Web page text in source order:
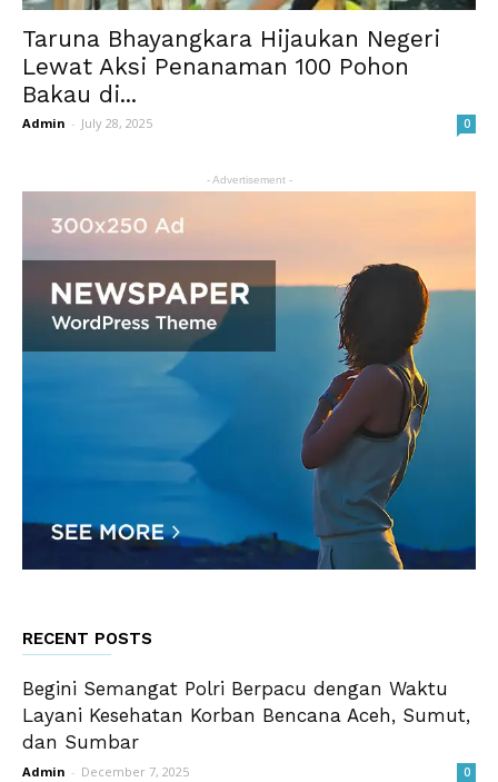
Taruna Bhayangkara Hijaukan Negeri
Lewat Aksi Penanaman 100 Pohon
Bakau di...
Admin - July 28, 2025 0
- Advertisement -
RECENT POSTS
Begini Semangat Polri Berpacu dengan Waktu
Layani Kesehatan Korban Bencana Aceh, Sumut,
dan Sumbar
Admin - December 7, 2025 0